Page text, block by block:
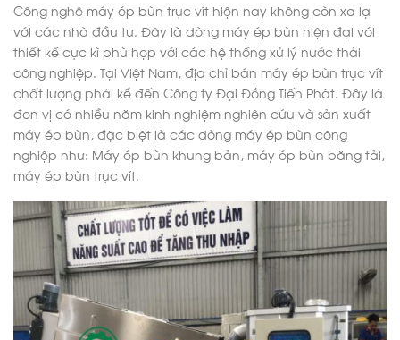
Công nghệ máy ép bùn trục vít hiện nay không còn xa lạ
với các nhà đầu tư. Đây là dòng máy ép bùn hiện đại với
thiết kế cực kì phù hợp với các hệ thống xử lý nước thải
công nghiệp. Tại Việt Nam, địa chỉ bán máy ép bùn trục vít
chất lượng phải kể đến Công ty Đại Đồng Tiến Phát. Đây là
đơn vị có nhiều năm kinh nghiệm nghiên cứu và sản xuất
máy ép bùn, đặc biệt là các dòng máy ép bùn công
nghiệp như: Máy ép bùn khung bản, máy ép bùn băng tải,
máy ép bùn trục vít.